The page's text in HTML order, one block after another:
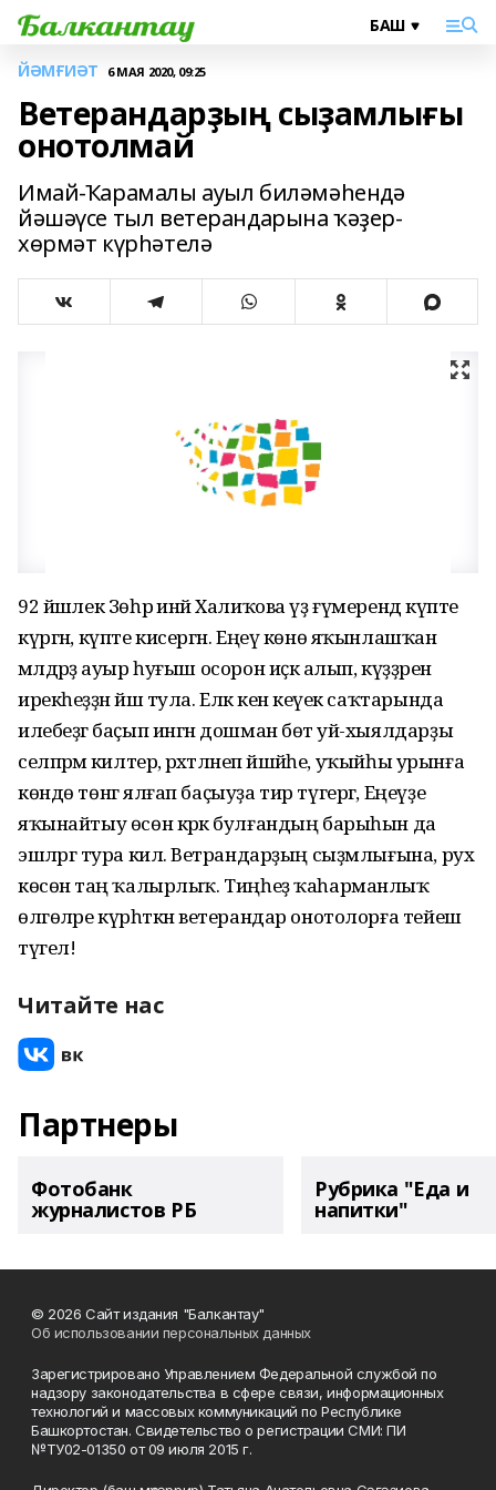
ЙӘМҒИӘТ 6 МАЯ 2020, 09:25
Ветерандарҙың сыҙамлығы
онотолмай
Имай-Ҡарамалы ауыл биләмәһендә
йәшәүсе тыл ветерандарына ҡәҙер-
хөрмәт күрһәтелә
92 йәшлек Зөһрә инәй Халиҡова үҙ ғүмерендә күпте
күргән, күпте кисергән. Еңеү көнө яҡынлашҡан
мәлдәрҙә ауыр һуғыш осорон иҫкә алып, күҙҙәренә
ирекһеҙҙән йәш тула. Еләк кенә кеүек саҡтарында
илебеҙгә баҫып ингән дошман бөтә уй-хыялдарҙы
селпәрәмә килтерә, рәхәтләнеп йәшәйһе, уҡыйһы урынға
көндө төнгә ялғап баҫыуҙа тир түгергә, Еңеүҙе
яҡынайтыу өсөн кәрәк булғандың барыһын да
эшләргә тура килә. Ветрандарҙың сыҙмлығына, рух
көсөнә таң ҡалырлыҡ. Тиңһеҙ ҡаһарманлыҡ
өлгөләре күрһәткән ветерандар онотолорға тейеш
түгел!
Читайте нас
Партнеры
Фотобанк
журналистов РБ
Рубрика "Еда и
напитки"
© 2026 Сайт издания "Балкантау"
Об использовании персональных данных
Зарегистрировано Управлением Федеральной службой по
надзору законодательства в сфере связи, информационных
технологий и массовых коммуникаций по Республике
Башкортостан. Свидетельство о регистрации СМИ: ПИ
№ТУ02-01350 от 09 июля 2015 г.